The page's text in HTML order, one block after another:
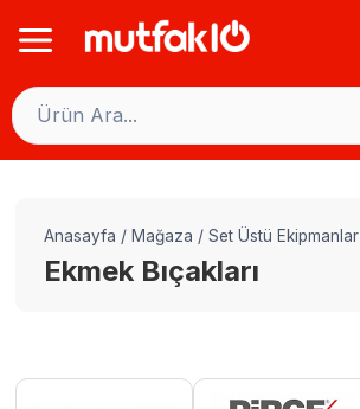
Anasayfa / Mağaza / Set Üstü Ekipmanlar
Ekmek Bıçakları